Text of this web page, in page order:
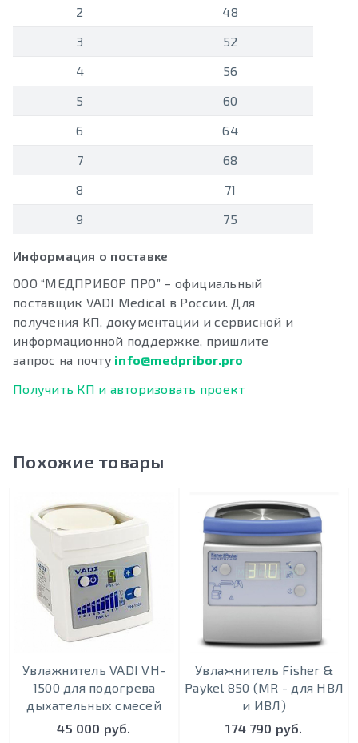
2
48
3
52
4
56
5
60
6
64
7
68
8
71
9
75
Информация о поставке
ООО “МЕДПРИБОР ПРО” – официальный
поставщик VADI Medical в России. Для
получения КП, документации и сервисной и
информационной поддержке, пришлите
запрос на почту info@medpribor.pro
Получить КП и авторизовать проект
Похожие товары
Увлажнитель VADI VH-
1500 для подогрева
дыхательных смесей
45 000 руб.
Увлажнитель Fisher &
Paykel 850 (MR - для НВЛ
и ИВЛ)
174 790 руб.